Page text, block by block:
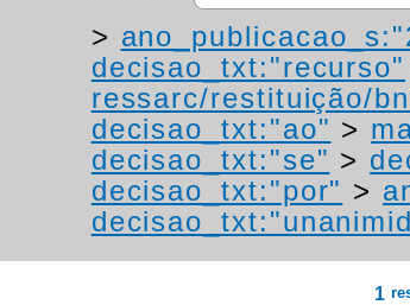
>
decisao_txt:"recurso"
ressarc/restituição/
decisao_txt:"ao" >
decisao_txt:"se" >
decisao_txt:"por" >
1